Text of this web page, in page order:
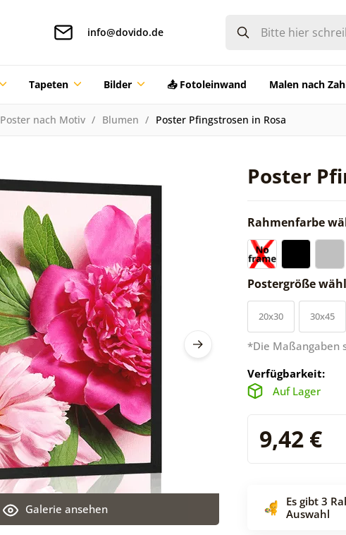
info@dovido.de
Tapeten Bilder 📤 Fotoleinwand Malen nach
Poster nach Motiv Blumen Poster Pfingstrosen in Rosa
Poster
Galerie ansehen
Rahmenfarbe
Postergröße
20x30 30x45
*Die Maßangaben
Verfügbarkeit:
Auf Lager
9,42 €
Es gibt 3
Auswahl